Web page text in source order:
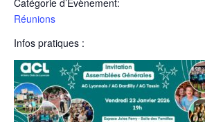
Catégorie d’Évènement:
Réunions
Infos pratiques :